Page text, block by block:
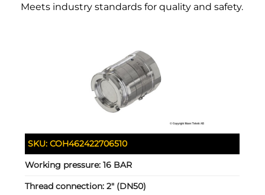
Meets industry standards for quality and safety.
SKU:COH462422706510
Working pressure:16 BAR
Thread connection:2" (DN50)